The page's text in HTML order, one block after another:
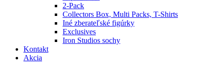
2-Pack
Collectors Box, Multi Packs, T-Shirts
Iné zberateľské figúrky
Exclusives
Iron Studios sochy
Kontakt
Akcia